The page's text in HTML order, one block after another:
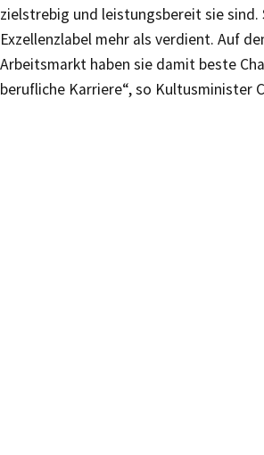
zielstrebig und leistungsbereit sie sind.
Exzellenzlabel mehr als verdient. Auf
Arbeitsmarkt haben sie damit beste
berufliche Karriere“, so Kultusminister